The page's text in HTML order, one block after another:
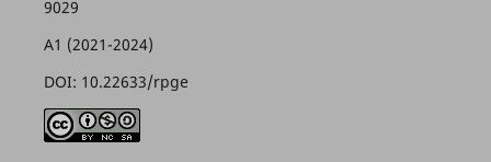
9029
A1 (2021-2024)
DOI: 10.22633/rpge